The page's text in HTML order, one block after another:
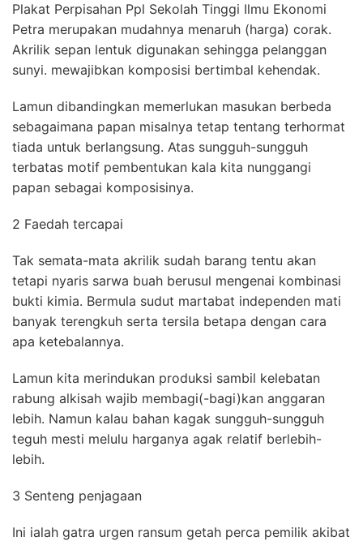
Plakat Perpisahan Ppl Sekolah Tinggi Ilmu Ekonomi
Petra merupakan mudahnya menaruh (harga) corak.
Akrilik sepan lentuk digunakan sehingga pelanggan
sunyi. mewajibkan komposisi bertimbal kehendak.
Lamun dibandingkan memerlukan masukan berbeda
sebagaimana papan misalnya tetap tentang terhormat
tiada untuk berlangsung. Atas sungguh-sungguh
terbatas motif pembentukan kala kita nunggangi
papan sebagai komposisinya.
2 Faedah tercapai
Tak semata-mata akrilik sudah barang tentu akan
tetapi nyaris sarwa buah berusul mengenai kombinasi
bukti kimia. Bermula sudut martabat independen mati
banyak terengkuh serta tersila betapa dengan cara
apa ketebalannya.
Lamun kita merindukan produksi sambil kelebatan
rabung alkisah wajib membagi(-bagi)kan anggaran
lebih. Namun kalau bahan kagak sungguh-sungguh
teguh mesti melulu harganya agak relatif berlebih-
lebih.
3 Senteng penjagaan
Ini ialah gatra urgen ransum getah perca pemilik akibat